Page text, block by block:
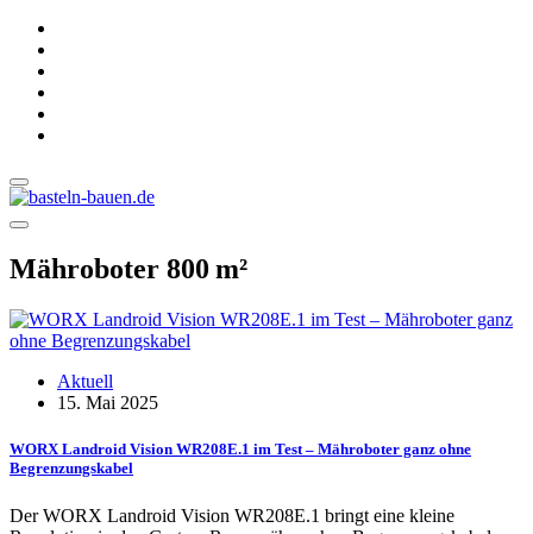
Mähroboter 800 m²
Aktuell
15. Mai 2025
WORX Landroid Vision WR208E.1 im Test – Mähroboter ganz ohne
Begrenzungskabel
Der WORX Landroid Vision WR208E.1 bringt eine kleine